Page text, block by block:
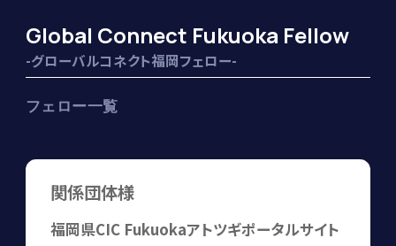
Global Connect Fukuoka Fellow
-グローバルコネクト福岡フェロー-
フェロー一覧
関係団体様
福岡県CIC Fukuokaアトツギポータルサイト